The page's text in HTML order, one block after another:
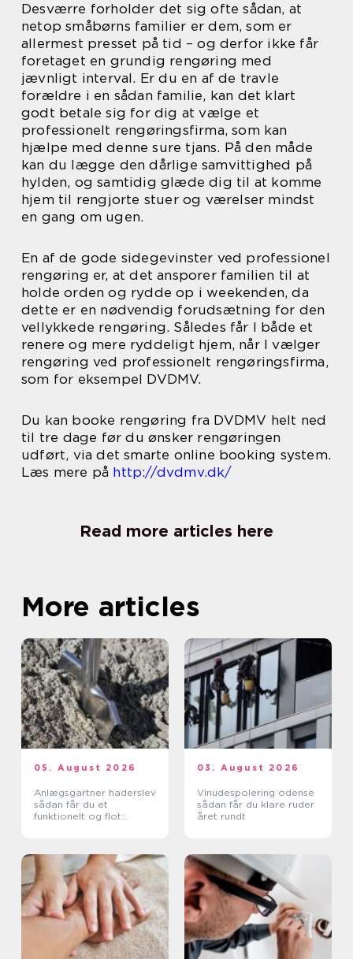
Desværre forholder det sig ofte sådan, at
netop småbørns familier er dem, som er
allermest presset på tid – og derfor ikke får
foretaget en grundig rengøring med
jævnligt interval. Er du en af de travle
forældre i en sådan familie, kan det klart
godt betale sig for dig at vælge et
professionelt rengøringsfirma, som kan
hjælpe med denne sure tjans. På den måde
kan du lægge den dårlige samvittighed på
hylden, og samtidig glæde dig til at komme
hjem til rengjorte stuer og værelser mindst
en gang om ugen.
En af de gode sidegevinster ved professionel
rengøring er, at det ansporer familien til at
holde orden og rydde op i weekenden, da
dette er en nødvendig forudsætning for den
vellykkede rengøring. Således får I både et
renere og mere ryddeligt hjem, når I vælger
rengøring ved professionelt rengøringsfirma,
som for eksempel DVDMV.
Du kan booke rengøring fra DVDMV helt ned
til tre dage før du ønsker rengøringen
udført, via det smarte online booking system.
Læs mere på http://dvdmv.dk/
Read more articles here
More articles
05. August 2026
Anlægsgartner haderslev
sådan får du et
funktionelt og flot
03. August 2026
Vinudespolering odense
sådan får du klare ruder
året rundt